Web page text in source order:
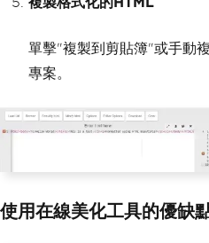
單擊"複製到剪貼簿"或手動
專案。
使用在線美化工具的優缺